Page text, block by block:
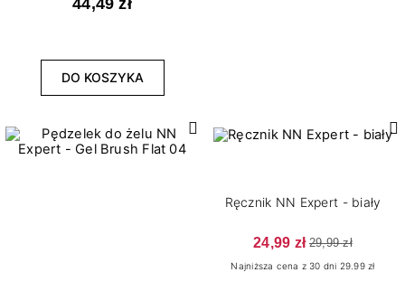
44,49 zł
DO KOSZYKA
Ręcznik NN Expert - biały
24,99 zł 29,99 zł
Najniższa cena z 30 dni 29.99 zł